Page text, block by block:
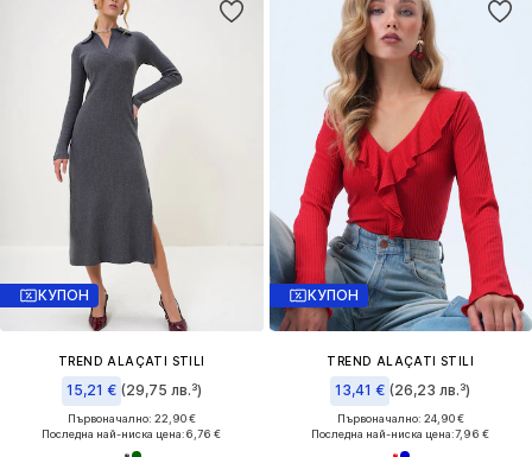
КУПОН
TREND ALAÇATI STILI
15,21 € (29,75 лв.³)
Първоначално: 22,90 €
Последна най-ниска цена:6,76 €
КУПОН
TREND ALAÇATI STILI
13,41 € (26,23 лв.³)
Първоначално: 24,90 €
Последна най-ниска цена:7,96 €